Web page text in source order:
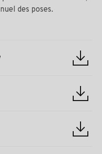
des poses.